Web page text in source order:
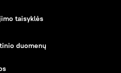
taisyklės
duomenų